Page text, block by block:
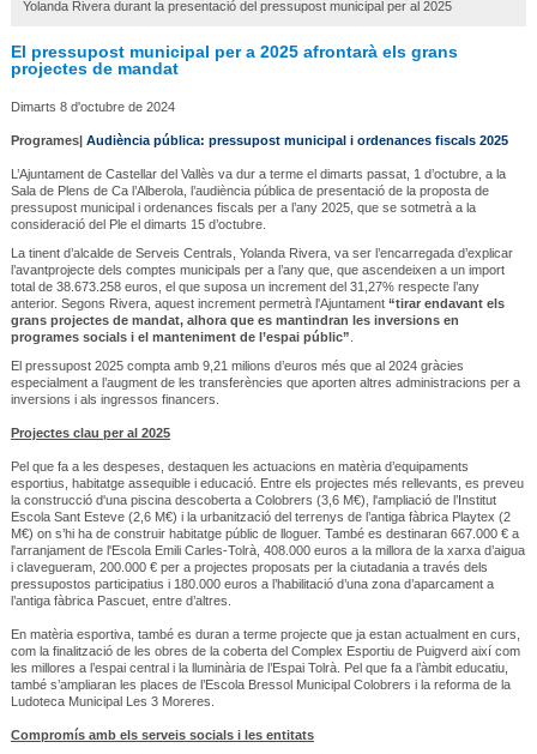
Yolanda Rivera durant la presentació del pressupost municipal per al 2025
El pressupost municipal per a 2025 afrontarà els grans
projectes de mandat
Dimarts 8 d'octubre de 2024
Programes| Audiència pública: pressupost municipal i ordenances fiscals 2025
L’Ajuntament de Castellar del Vallès va dur a terme el dimarts passat, 1 d’octubre, a la
Sala de Plens de Ca l’Alberola, l’audiència pública de presentació de la proposta de
pressupost municipal i ordenances fiscals per a l’any 2025, que se sotmetrà a la
consideració del Ple el dimarts 15 d’octubre.
La tinent d’alcalde de Serveis Centrals, Yolanda Rivera, va ser l’encarregada d’explicar
l’avantprojecte dels comptes municipals per a l’any que, que ascendeixen a un import
total de 38.673.258 euros, el que suposa un increment del 31,27% respecte l’any
anterior. Segons Rivera, aquest increment permetrà l'Ajuntament “tirar endavant els
grans projectes de mandat, alhora que es mantindran les inversions en
programes socials i el manteniment de l’espai públic”
El pressupost 2025 compta amb 9,21 milions d’euros més que al 2024 gràcies
especialment a l’augment de les transferències que aporten altres administracions per a
inversions i als ingressos financers.
Projectes clau per al 2025
Pel que fa a les despeses, destaquen les actuacions en matèria d’equipaments
esportius, habitatge assequible i educació. Entre els projectes més rellevants, es preveu
la construcció d'una piscina descoberta a Colobrers (3,6 M€), l'ampliació de l’Institut
Escola Sant Esteve (2,6 M€) i la urbanització del terrenys de l’antiga fàbrica Playtex (2
M€) on s’hi ha de construir habitatge públic de lloguer. També es destinaran 667.000 € a
l'arranjament de l'Escola Emili Carles-Tolrà, 408.000 euros a la millora de la xarxa d’aigua
i clavegueram, 200.000 € per a projectes proposats per la ciutadania a través dels
pressupostos participatius i 180.000 euros a l’habilitació d’una zona d’aparcament a
l’antiga fàbrica Pascuet, entre d’altres.
En matèria esportiva, també es duran a terme projecte que ja estan actualment en curs,
com la finalització de les obres de la coberta del Complex Esportiu de Puigverd així com
les millores a l’espai central i la lluminària de l’Espai Tolrà. Pel que fa a l’àmbit educatiu,
també s’ampliaran les places de l’Escola Bressol Municipal Colobrers i la reforma de la
Ludoteca Municipal Les 3 Moreres.
Compromís amb els serveis socials i les entitats